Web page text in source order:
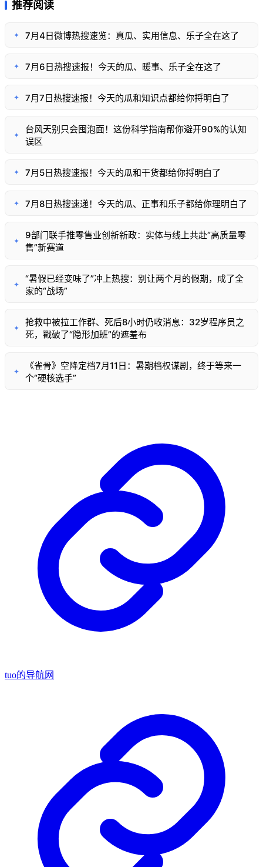
推荐阅读
✦ 7月4日微博热搜速览：真瓜、实用信息、乐子全在这了
✦ 7月6日热搜速报！今天的瓜、暖事、乐子全在这了
✦ 7月7日热搜速报！今天的瓜和知识点都给你捋明白了
✦
台风天别只会囤泡面！这份科学指南帮你避开90%的认知
误区
✦ 7月5日热搜速报！今天的瓜和干货都给你捋明白了
✦ 7月8日热搜速递！今天的瓜、正事和乐子都给你理明白了
✦
9部门联手推零售业创新新政：实体与线上共赴“高质量零
售”新赛道
✦
“暑假已经变味了”冲上热搜：别让两个月的假期，成了全
家的“战场”
✦
抢救中被拉工作群、死后8小时仍收消息：32岁程序员之
死，戳破了“隐形加班”的遮羞布
✦
《雀骨》空降定档7月11日：暑期档权谋剧，终于等来一
个“硬核选手”
tuo的导航网